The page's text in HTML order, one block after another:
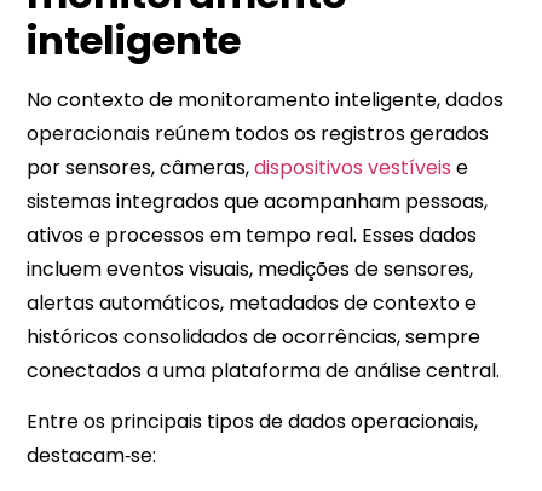
inteligente
No contexto de monitoramento inteligente, dados
operacionais reúnem todos os registros gerados
por sensores, câmeras,dispositivos vestíveis e
sistemas integrados que acompanham pessoas,
ativos e processos em tempo real. Esses dados
incluem eventos visuais, medições de sensores,
alertas automáticos, metadados de contexto e
históricos consolidados de ocorrências, sempre
conectados a uma plataforma de análise central.​​
Entre os principais tipos de dados operacionais,
destacam‑se: